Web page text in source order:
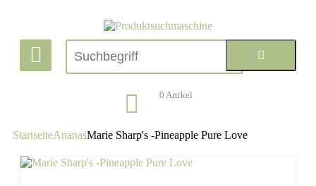
0 Artikel
StartseiteAnanasMarie Sharp's -Pineapple Pure Love